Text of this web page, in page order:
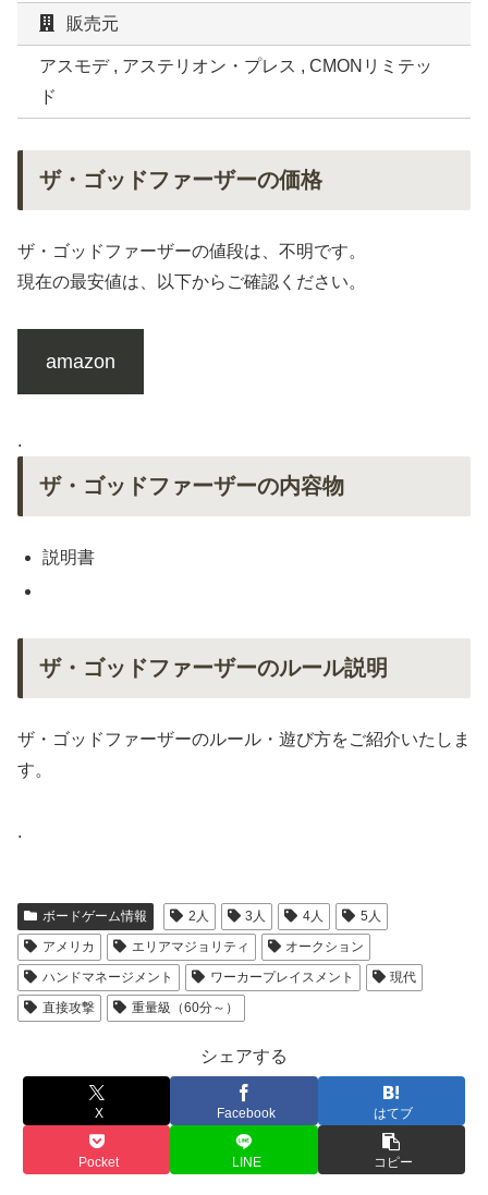
販売元
アスモデ , アステリオン・プレス , CMONリミテッ
ド
ザ・ゴッドファーザーの価格
ザ・ゴッドファーザーの値段は、不明です。
現在の最安値は、以下からご確認ください。
amazon
.
ザ・ゴッドファーザーの内容物
説明書
ザ・ゴッドファーザーのルール説明
ザ・ゴッドファーザーのルール・遊び方をご紹介いたしま
す。
.
ボードゲーム情報 2人 3人 4人
5人
アメリカ
エリアマジョリティ
オークション
ハンドマネージメント
ワーカープレイスメント
現代
直接攻撃
重量級（60分～）
シェアする
X Facebook はてブ
Pocket LINE コピー